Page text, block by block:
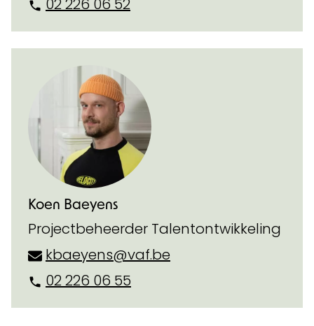
02 226 06 52
Koen Baeyens
Projectbeheerder Talentontwikkeling
kbaeyens@vaf.be
02 226 06 55